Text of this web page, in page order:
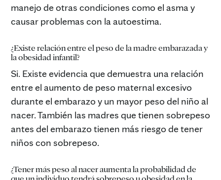
manejo de otras condiciones como el asma y
causar problemas con la autoestima.
¿Existe relación entre el peso de la madre embarazada y
la obesidad infantil?
Si. Existe evidencia que demuestra una relación
entre el aumento de peso maternal excesivo
durante el embarazo y un mayor peso del niño al
nacer. También las madres que tienen sobrepeso
antes del embarazo tienen más riesgo de tener
niños con sobrepeso.
¿Tener más peso al nacer aumenta la probabilidad de